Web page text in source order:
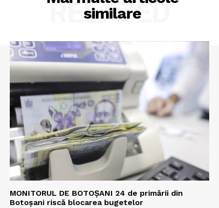
similare
RELATED
MONITORUL DE BOTOȘANI 24 de primării din
Botoșani riscă blocarea bugetelor